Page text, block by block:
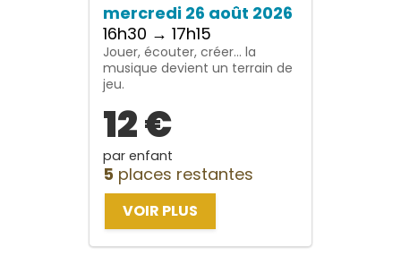
mercredi 26 août 2026
16h30 → 17h15
Jouer, écouter, créer… la
musique devient un terrain de
jeu.
12 €
par enfant
5 places restantes
VOIR PLUS